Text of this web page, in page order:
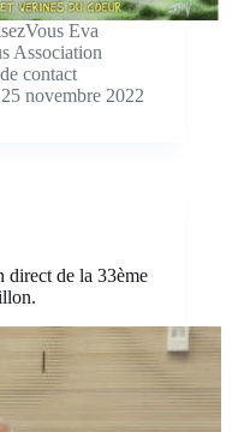
Eva
Association
contact
25 novembre 2022
direct de la 33ème